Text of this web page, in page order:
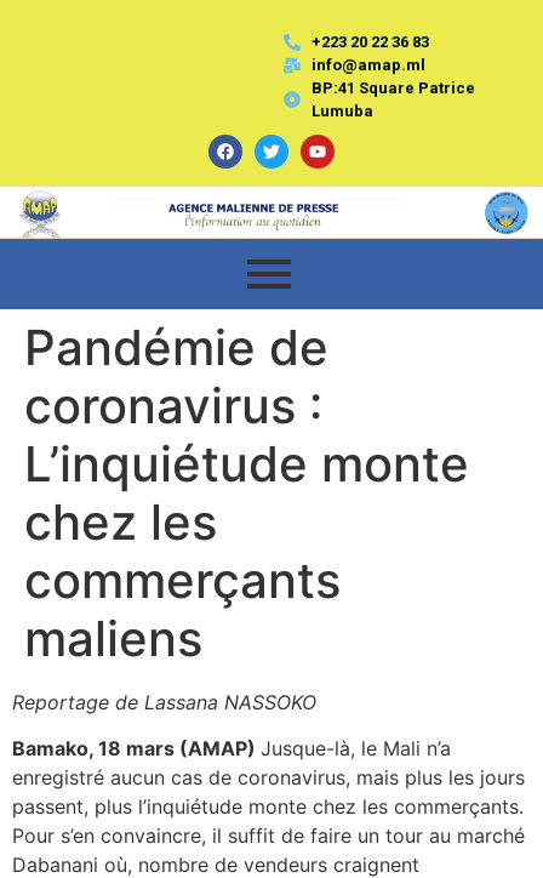
+223 20 22 36 83
info@amap.ml
BP:41 Square Patrice
Lumuba
Pandémie de
coronavirus :
L’inquiétude monte
chez les
commerçants
maliens
Reportage de Lassana NASSOKO
Bamako, 18 mars (AMAP) Jusque-là, le Mali n’a
enregistré aucun cas de coronavirus, mais plus les jours
passent, plus l’inquiétude monte chez les commerçants.
Pour s’en convaincre, il suffit de faire un tour au marché
Dabanani où, nombre de vendeurs craignent